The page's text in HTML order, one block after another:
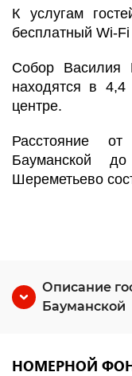
К услугам
бесплатный Wi-
Собор Василия
находятся в
центре.
Расстояние
Бауманской до
Шереметьево
Описание
Бауманской
НОМЕРНОЙ